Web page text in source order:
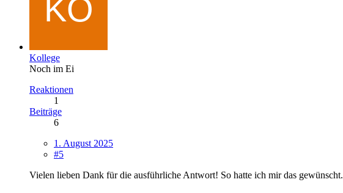
Kollege
Noch im Ei
Reaktionen
1
Beiträge
6
1. August 2025
#5
Vielen lieben Dank für die ausführliche Antwort! So hatte ich mir das gewünscht.